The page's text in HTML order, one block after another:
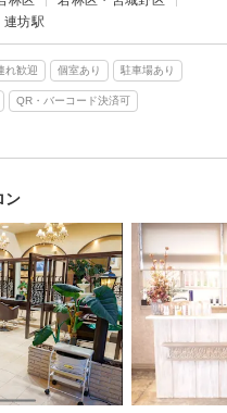
連坊駅
れ歓迎 個室あり 駐車場あり
QR・バーコード決済可
ン